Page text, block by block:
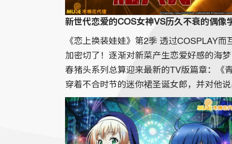
新世代恋爱的COS女神VS历久不衰的偶像
《恋上换装娃娃》第2季 透过COSPLAY
加密切了！逐渐对新菜产生恋爱好感的海
春猪头系列总算迎来最新的TV版篇章：《
穿着不合时节的迷你裙圣诞女郎，并对他